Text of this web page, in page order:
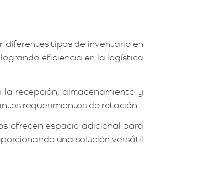
diferentes tipos de inventario en
eficiencia en la logística
recepción, almacenamiento y
requerimientos de rotación.
ofrecen espacio adicional para
una solución versátil